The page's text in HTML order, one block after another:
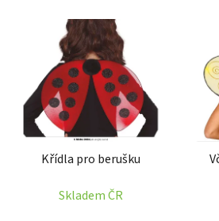
Křídla pro berušku
Skladem ČR